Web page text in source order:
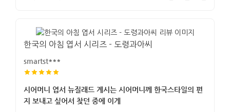
한국의 아침 엽서 시리즈 - 도령과아씨
smartst***
시어머니 엽서 뉴질래드 계시는 시어머니께 한국스타일의 편
지 보내고 싶어서 찾던 중에 이게